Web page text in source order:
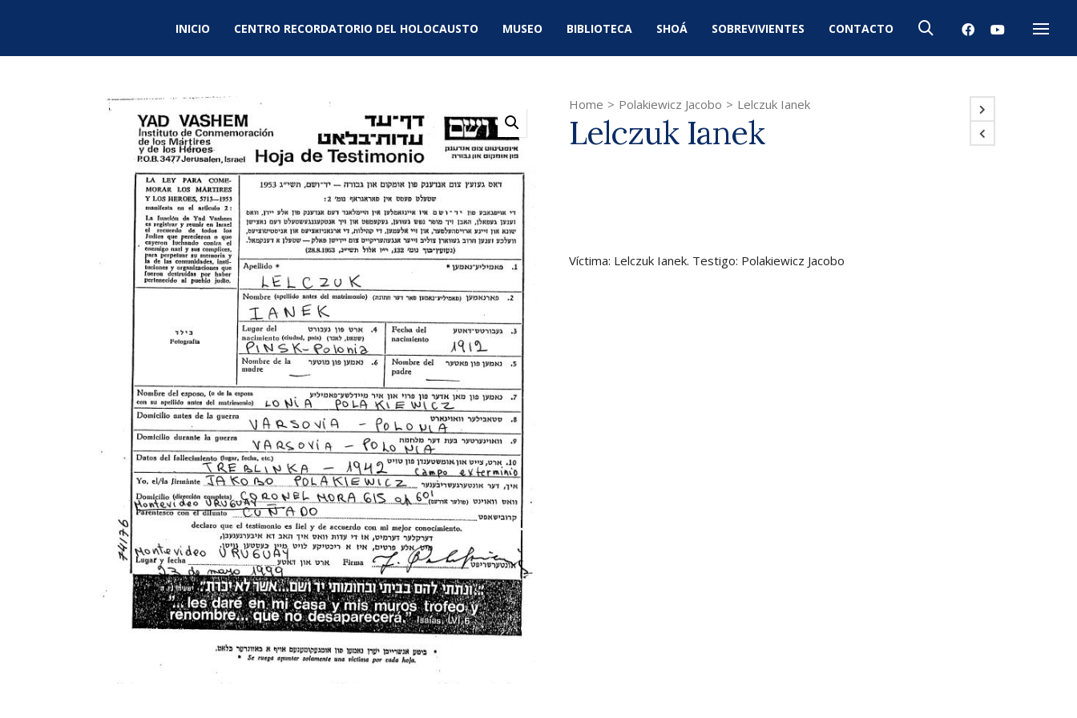
INICIO CENTRO RECORDATORIO DEL HOLOCAUSTO MUSEO BIBLIOTECA SHOÁ SOBREVIVIENTES CONTACTO
Menú
Home > Polakiewicz Jacobo > Lelczuk Ianek
Lelczuk Ianek
Víctima: Lelczuk Ianek. Testigo: Polakiewicz Jacobo